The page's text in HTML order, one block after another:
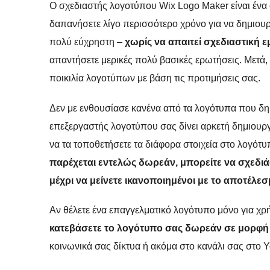
Ο σχεδιαστής λογοτύπου Wix Logo Maker είναι
δαπανήσετε λίγο περισσότερο χρόνο για να
πολύ εύχρηστη – χωρίς να απαιτεί σχεδιαστική
απαντήσετε μερικές πολύ βασικές ερωτήσεις.
ποικιλία λογοτύπων με βάση τις προτιμήσεις σας.
Δεν με ενθουσίασε κανένα από τα λογότυπα που
επεξεργαστής λογοτύπου σας δίνει αρκετή
να τα τοποθετήσετε τα διάφορα στοιχεία στο
παρέχεται εντελώς δωρεάν, μπορείτε να
μέχρι να μείνετε ικανοποιημένοι με το
Αν θέλετε ένα επαγγελματικό λογότυπο μόνο για
κατεβάσετε το λογότυπο σας δωρεάν σε μορφή
κοινωνικά σας δίκτυα ή ακόμα στο κανάλι σας στο